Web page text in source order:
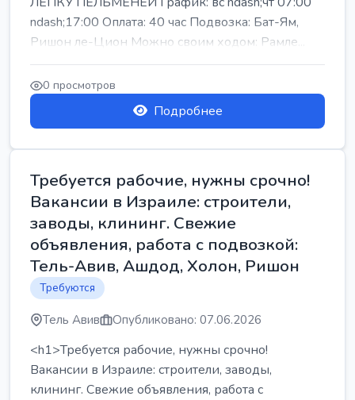
ndash;17:00 Оплата: 40 час Подвозка: Бат-Ям,
Ришон ле-Цион Можно своим ходом: Рамле...
0 просмотров
Подробнее
Требуется рабочие, нужны срочно!
Вакансии в Израиле: строители,
заводы, клининг. Свежие
объявления, работа с подвозкой:
Тель-Авив, Ашдод, Холон, Ришон
Требуются
Тель Авив Опубликовано: 07.06.2026
<h1>Требуется рабочие, нужны срочно!
Вакансии в Израиле: строители, заводы,
клининг. Свежие объявления, работа с